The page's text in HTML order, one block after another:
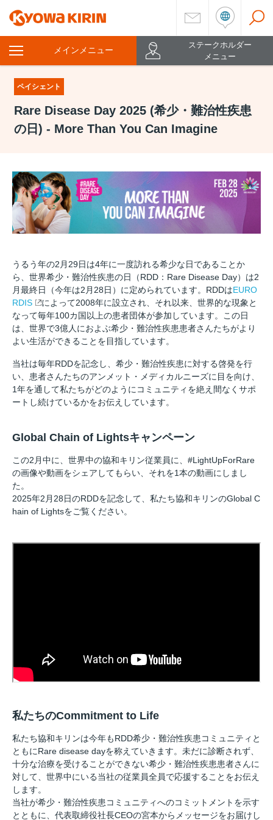
メインメニュー
を
開
く
ステークホルダー
メニュー
ペイシェント
Rare Disease Day 2025 (希少・難治性疾患
の日) - More Than You Can Imagine
うるう年の2月29日は4年に一度訪れる希少な日であることか
ら、世界希少・難治性疾患の日（RDD：Rare Disease Day）は2
月最終日（今年は2月28日）に定められています。RDDはEURO
RDIS
によって2008年に設立され、それ以来、世界的な現象と
なって毎年100カ国以上の患者団体が参加しています。この日
は、世界で3億人におよぶ希少・難治性疾患患者さんたちがより
よい生活ができることを目指しています。
当社は毎年RDDを記念し、希少・難治性疾患に対する啓発を行
い、患者さんたちのアンメット・メディカルニーズに目を向け、
1年を通して私たちがどのようにコミュニティを絶え間なくサポ
ートし続けているかをお伝えしています。
Global Chain of Lightsキャンペーン
この2月中に、世界中の協和キリン従業員に、#LightUpForRare
の画像や動画をシェアしてもらい、それを1本の動画にしまし
た。
2025年2月28日のRDDを記念して、私たち協和キリンのGlobal C
hain of Lightsをご覧ください。
私たちのCommitment to Life
私たち協和キリンは今年もRDD希少・難治性疾患コミュニティと
ともにRare disease dayを称えていきます。未だに診断されず、
十分な治療を受けることができない希少・難治性疾患患者さんに
対して、世界中にいる当社の従業員全員で応援することをお伝え
します。
当社が希少・難治性疾患コミュニティへのコミットメントを示す
とともに、代表取締役社長CEOの宮本からメッセージをお届けし